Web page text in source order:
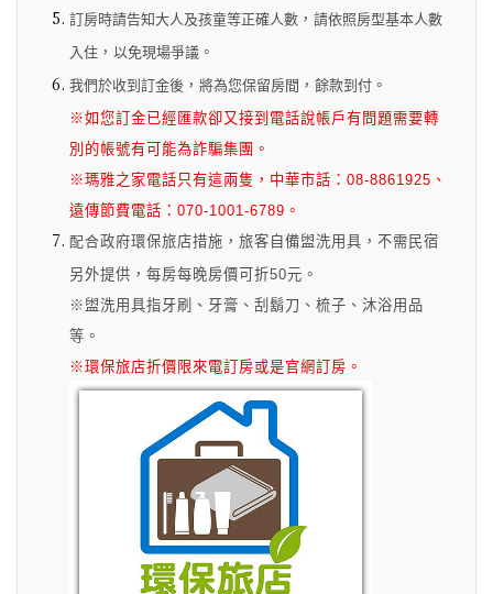
訂房時請告知大人及孩童等正確人數 ， 請依照房型基本人數
入住 ， 以免現場爭議 。
我們於收到訂金後 ， 將為您保留房間 ， 餘款到付 。
※如您訂金已經匯款卻又接到電話說帳戶有問題需要轉
別的帳號有可能為詐騙集團。
※瑪雅之家電話只有這兩隻，中華市話：08-8861925、
遠傳節費電話：070-1001-6789。
配合政府環保旅店措施，旅客自備盥洗用具，不需民宿
另外提供，每房每晚房價可折50元。
※盥洗用具指牙刷、牙膏、刮鬍刀、梳子、沐浴用品
等。
※環保旅店折價限來電訂房或是官網訂房。